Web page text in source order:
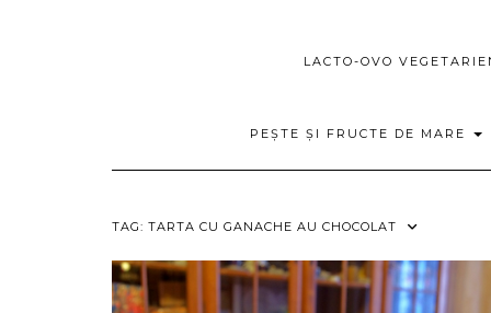
LACTO-OVO
PEȘTE ȘI FRUCTE DE MARE
TAG: TARTA CU GANACHE AU CHOCOLAT